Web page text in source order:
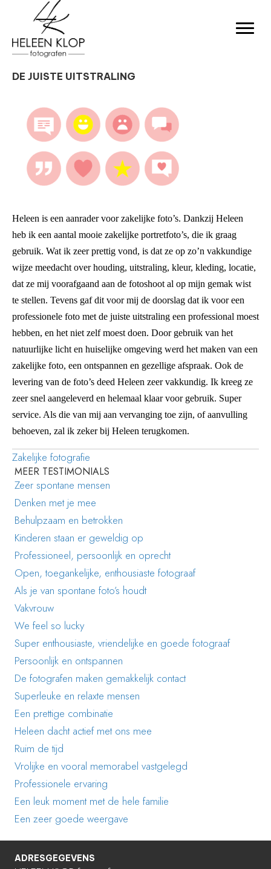
DE JUISTE UITSTRALING
Heleen is een aanrader voor zakelijke foto’s. Dankzij Heleen
heb ik een aantal mooie zakelijke portretfoto’s, die ik graag
gebruik. Wat ik zeer prettig vond, is dat ze op zo’n vakkundige
wijze meedacht over houding, uitstraling, kleur, kleding, locatie,
dat ze mij voorafgaand aan de fotoshoot al op mijn gemak wist
te stellen. Tevens gaf dit voor mij de doorslag dat ik voor een
professionele foto met de juiste uitstraling een professional moest
hebben, en het niet zelf moest doen. Door gebruik van het
natuurlijke licht en huiselijke omgeving werd het maken van een
zakelijke foto, een ontspannen en gezellige afspraak. Ook de
levering van de foto’s deed Heleen zeer vakkundig. Ik kreeg ze
zeer snel aangeleverd en helemaal klaar voor gebruik. Super
service. Als die van mij aan vervanging toe zijn, of aanvulling
behoeven, zal ik zeker bij Heleen terugkomen.
Zakelijke fotografie
MEER TESTIMONIALS
Zeer spontane mensen
Denken met je mee
Behulpzaam en betrokken
Kinderen staan er geweldig op
Professioneel, persoonlijk en oprecht
Open, toegankelijke, enthousiaste fotograaf
Als je van spontane foto’s houdt
Vakvrouw
We feel so lucky
Super enthousiaste, vriendelijke en goede fotograaf
Persoonlijk en ontspannen
De fotografen maken gemakkelijk contact
Superleuke en relaxte mensen
Een prettige combinatie
Heleen dacht actief met ons mee
Ruim de tijd
Vrolijke en vooral memorabel vastgelegd
Professionele ervaring
Een leuk moment met de hele familie
Een zeer goede weergave
ADRESGEGEVENS